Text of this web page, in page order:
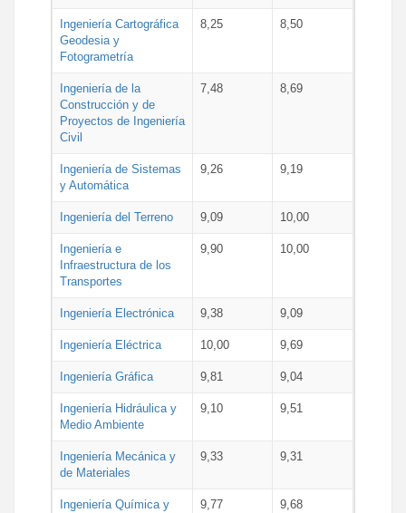
Ingeniería Cartográfica
Geodesia y
Fotogrametría
8,25 8,50
Ingeniería de la
Construcción y de
Proyectos de Ingeniería
Civil
7,48 8,69
Ingeniería de Sistemas
y Automática
9,26 9,19
Ingeniería del Terreno 9,09 10,00
Ingeniería e
Infraestructura de los
Transportes
9,90 10,00
Ingeniería Electrónica 9,38 9,09
Ingeniería Eléctrica 10,00 9,69
Ingeniería Gráfica 9,81 9,04
Ingeniería Hidráulica y
Medio Ambiente
9,10 9,51
Ingeniería Mecánica y
de Materiales
9,33 9,31
Ingeniería Química y
9,77 9,68